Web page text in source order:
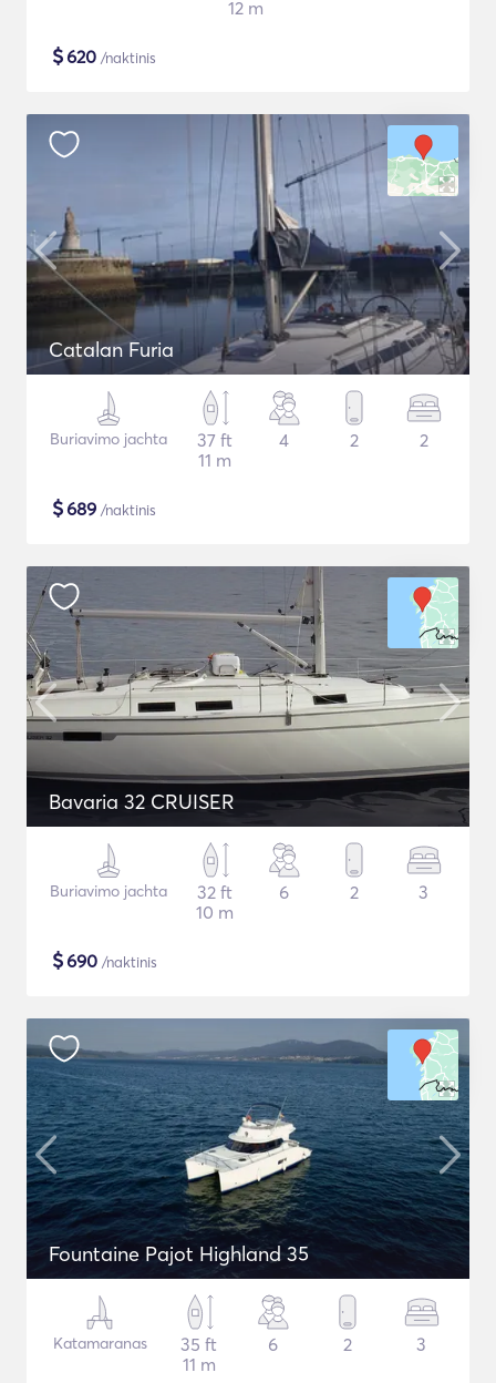
12 m
$620 /naktinis
Catalan Furia
Buriavimo jachta
37 ft
11 m
4 2 2
$689 /naktinis
Bavaria 32 CRUISER
Buriavimo jachta
32 ft
10 m
6 2 3
$690 /naktinis
Fountaine Pajot Highland 35
Katamaranas
35 ft
11 m
6 2 3